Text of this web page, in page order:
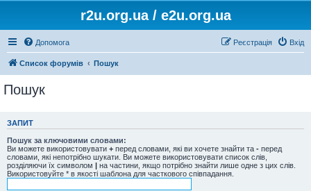
r2u.org.ua / e2u.org.ua
Допомога Вхід
Реєстрація
Список форумів Пошук
Пошук
ЗАПИТ
Пошук за ключовими словами:
Ви можете використовувати + перед словами, які ви хочете знайти та - перед
словами, які непотрібно шукати. Ви можете використовувати список слів,
розділяючи їх символом | на частини, якщо потрібно знайти лише одне з цих слів.
Використовуйте * в якості шаблона для часткового співпадання.